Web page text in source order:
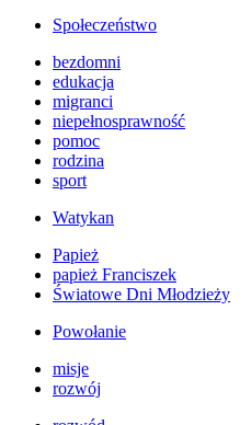
Społeczeństwo
bezdomni
edukacja
migranci
niepełnosprawność
pomoc
rodzina
sport
Watykan
Papież
papież Franciszek
Światowe Dni Młodzieży
Powołanie
misje
rozwój